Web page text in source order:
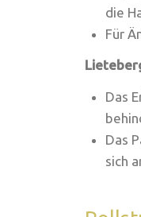
die
Für
Das
Das
sich